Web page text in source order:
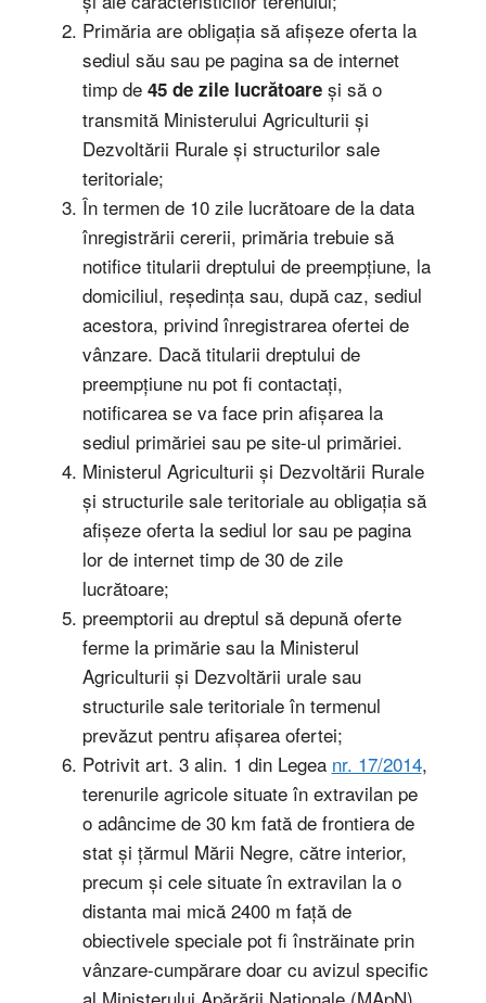
Primăria are obligația să afișeze oferta la
sediul său sau pe pagina sa de internet
timp de 45 de zile lucrătoareși să o
transmită Ministerului Agriculturii și
Dezvoltării Rurale și structurilor sale
teritoriale;
În termen de 10 zile lucrătoare de la data
înregistrării cererii, primăria trebuie să
notifice titularii dreptului de preempțiune, la
domiciliul, reședința sau, după caz, sediul
acestora, privind înregistrarea ofertei de
vânzare. Dacă titularii dreptului de
preempțiune nu pot fi contactați,
notificarea se va face prin afișarea la
sediul primăriei sau pe site-ul primăriei.
Ministerul Agriculturii și Dezvoltării Rurale
și structurile sale teritoriale au obligația să
afișeze oferta la sediul lor sau pe pagina
lor de internet timp de 30 de zile
lucrătoare;
preemptorii au dreptul să depună oferte
ferme la primărie sau la Ministerul
Agriculturii și Dezvoltării urale sau
structurile sale teritoriale în termenul
prevăzut pentru afișarea ofertei;
Potrivit art. 3 alin. 1 din Legea nr. 17/2014,
terenurile agricole situate în extravilan pe
o adâncime de 30 km fată de frontiera de
stat și țărmul Mării Negre, către interior,
precum și cele situate în extravilan la o
distanta mai mică 2400 m față de
obiectivele speciale pot fi înstrăinate prin
vânzare-cumpărare doar cu avizul specific